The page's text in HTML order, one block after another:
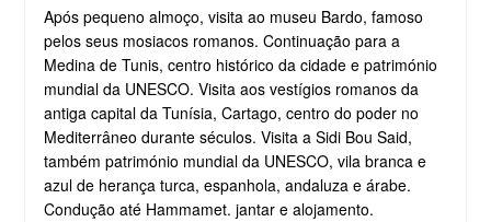
Após pequeno almoço, visita ao museu Bardo, famoso
pelos seus mosiacos romanos. Continuação para a
Medina de Tunis, centro histórico da cidade e património
mundial da UNESCO. Visita aos vestígios romanos da
antiga capital da Tunísia, Cartago, centro do poder no
Mediterrâneo durante séculos. Visita a Sidi Bou Said,
também património mundial da UNESCO, vila branca e
azul de herança turca, espanhola, andaluza e árabe.
Condução até Hammamet. jantar e alojamento.